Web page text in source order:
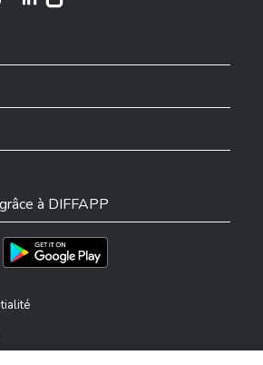
sur Instagram
à DIFFAPP
l'App Store
Téléchargez l'app sur Play Store